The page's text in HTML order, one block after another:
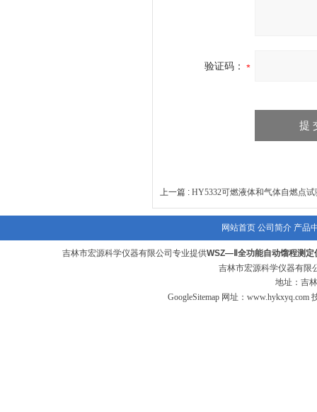
验证码：
上一篇 : HY5332可燃液体和气体自燃点试
网站首页 公司简介 产品
吉林市宏源科学仪器有限公司专业提供WSZ—Ⅱ全功能自动馏程测定
吉林市宏源科学仪器有限
地址：吉
GoogleSitemap网址： www.hykxyq.com